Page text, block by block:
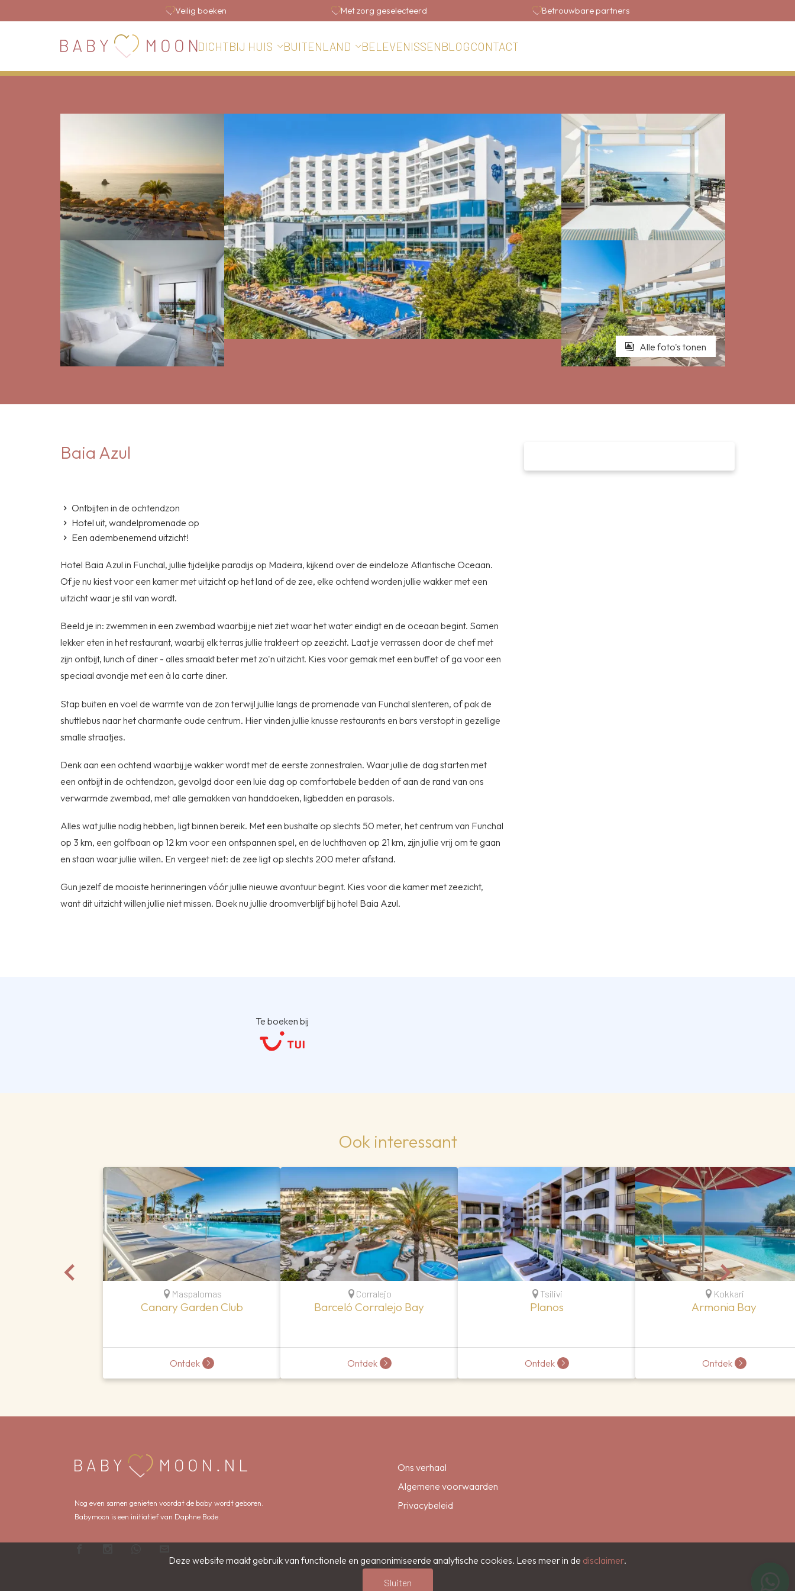
Veilig boeken Met zorg geselecteerd Betrouwbare partners
DICHTBIJ HUIS BUITENLAND BELEVENISSENBLOGCONTACT
Alle foto's tonen
Baia Azul
Ontbijten in de ochtendzon
Hotel uit, wandelpromenade op
Een adembenemend uitzicht!
Hotel Baia Azul in Funchal, jullie tijdelijke paradijs op Madeira, kijkend over de eindeloze Atlantische Oceaan.
Of je nu kiest voor een kamer met uitzicht op het land of de zee, elke ochtend worden jullie wakker met een
uitzicht waar je stil van wordt.
Beeld je in: zwemmen in een zwembad waarbij je niet ziet waar het water eindigt en de oceaan begint. Samen
lekker eten in het restaurant, waarbij elk terras jullie trakteert op zeezicht. Laat je verrassen door de chef met
zijn ontbijt, lunch of diner - alles smaakt beter met zo'n uitzicht. Kies voor gemak met een buffet of ga voor een
speciaal avondje met een à la carte diner.
Stap buiten en voel de warmte van de zon terwijl jullie langs de promenade van Funchal slenteren, of pak de
shuttlebus naar het charmante oude centrum. Hier vinden jullie knusse restaurants en bars verstopt in gezellige
smalle straatjes.
Denk aan een ochtend waarbij je wakker wordt met de eerste zonnestralen. Waar jullie de dag starten met
een ontbijt in de ochtendzon, gevolgd door een luie dag op comfortabele bedden of aan de rand van ons
verwarmde zwembad, met alle gemakken van handdoeken, ligbedden en parasols.
Alles wat jullie nodig hebben, ligt binnen bereik. Met een bushalte op slechts 50 meter, het centrum van Funchal
op 3 km, een golfbaan op 12 km voor een ontspannen spel, en de luchthaven op 21 km, zijn jullie vrij om te gaan
en staan waar jullie willen. En vergeet niet: de zee ligt op slechts 200 meter afstand.
Gun jezelf de mooiste herinneringen vóór jullie nieuwe avontuur begint. Kies voor die kamer met zeezicht,
want dit uitzicht willen jullie niet missen. Boek nu jullie droomverblijf bij hotel Baia Azul.
Te boeken bij
Ook interessant
Maspalomas
Canary Garden Club
Ontdek
Corralejo
Barceló Corralejo Bay
Ontdek
Tsilivi
Planos
Ontdek
Kokkari
Armonia Bay
Ontdek
Nog even samen genieten voordat de baby wordt geboren.
Babymoon is een initiatief van Daphne Bode.
Ons verhaal
Algemene voorwaarden
Privacybeleid
Deze website maakt gebruik van functionele en geanonimiseerde analytische cookies. Lees meer in de disclaimer.
Sluiten